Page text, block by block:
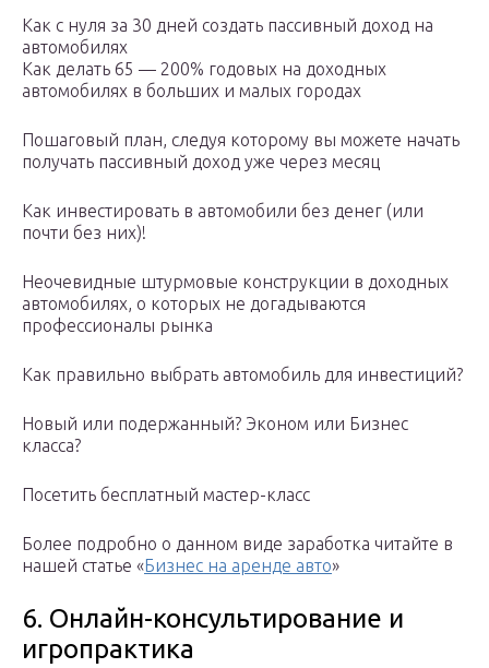
Как с нуля за 30 дней создать пассивный доход на
автомобилях
Как делать 65 — 200% годовых на доходных
автомобилях в больших и малых городах
Пошаговый план, следуя которому вы можете начать
получать пассивный доход уже через месяц
Как инвестировать в автомобили без денег (или
почти без них)!
Неочевидные штурмовые конструкции в доходных
автомобилях, о которых не догадываются
профессионалы рынка
Как правильно выбрать автомобиль для инвестиций?
Новый или подержанный? Эконом или Бизнес
класса?
Посетить бесплатный мастер-класс
Более подробно о данном виде заработка читайте в
нашей статье «Бизнес на аренде авто»
6. Онлайн-консультирование и
игропрактика